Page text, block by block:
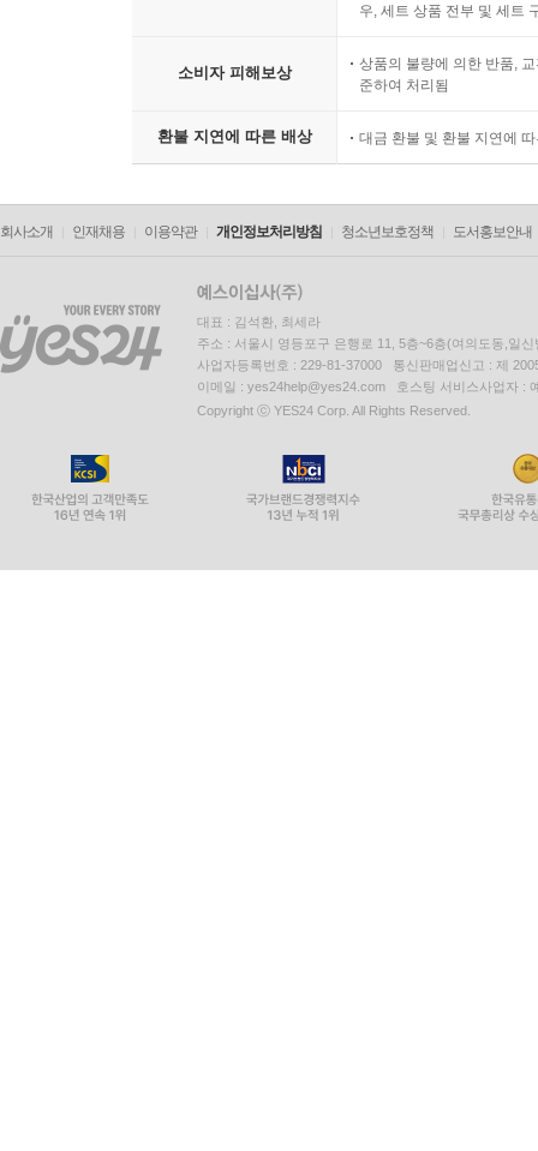
우, 세트 상품 전부 및 세트
소비자 피해보상
상품의 불량에 의한 반품,
준하여 처리됨
환불 지연에 따른 배상 대금 환불 및 환불 지연에
회사소개 인재채용 이용약관 개인정보처리방침 청소년보호정책 도서홍보안내
대표 : 김석환, 최세라
주소 : 서울시 영등포구 은행로 11, 5층~6층(여의도동,일신
사업자등록번호 : 229-81-37000 통신판매업신고 : 제
이메일 : yes24help@yes24.com 호스팅 서비스사업자 :
Copyright ⓒ YES24 Corp. All Rights Reserved.